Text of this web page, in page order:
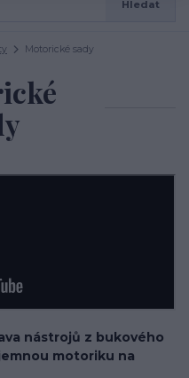
Hledat
Motorické sady
nástrojů z bukového
motoriku na